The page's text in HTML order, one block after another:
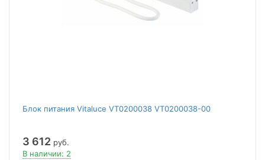
Блок питания Vitaluce VT0200038 VT0200038-00
3 612 руб.
В наличии: 2